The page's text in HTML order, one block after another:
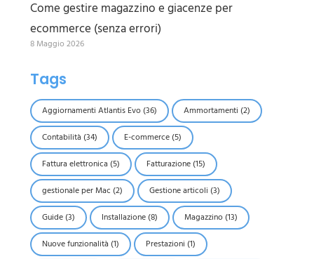
Come gestire magazzino e giacenze per
ecommerce (senza errori)
8 Maggio 2026
Tags
Aggiornamenti Atlantis Evo(36) Ammortamenti (2)
Contabilità (34) E-commerce(5)
Fattura elettronica (5) Fatturazione(15)
gestionale per Mac (2) Gestione articoli (3)
Guide(3) Installazione(8) Magazzino(13)
Nuove funzionalità (1) Prestazioni (1)